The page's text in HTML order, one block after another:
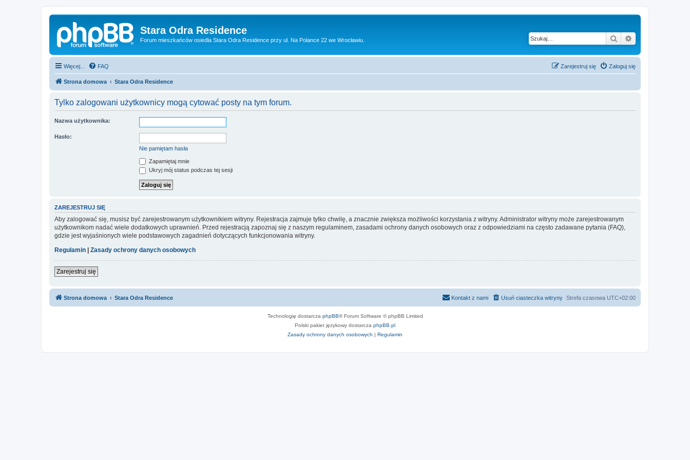
Stara Odra Residence
Forum mieszkańców osiedla Stara Odra Residence przy ul. Na Polance 22 we Wrocławiu. Szukaj
Więcej… FAQ Zaloguj się
Zarejestruj się
Strona domowa Stara Odra Residence
Tylko zalogowani użytkownicy mogą cytować posty na tym forum.
Nazwa użytkownika:
Hasło:
Nie pamiętam hasła
Zapamiętaj mnie
Ukryj mój status podczas tej sesji
ZAREJESTRUJ SIĘ
Aby zalogować się, musisz być zarejestrowanym użytkownikiem witryny. Rejestracja zajmuje tylko chwilę, a znacznie zwiększa możliwości korzystania z witryny. Administrator witryny może zarejestrowanym
użytkownikom nadać wiele dodatkowych uprawnień. Przed rejestracją zapoznaj się z naszym regulaminem, zasadami ochrony danych osobowych oraz z odpowiedziami na często zadawane pytania (FAQ),
gdzie jest wyjaśnionych wiele podstawowych zagadnień dotyczących funkcjonowania witryny.
Regulamin
Zasady ochrony danych osobowych
Zarejestruj się
Strona domowa Stara Odra Residence Strefa czasowa UTC+02:00
Usuń ciasteczka witryny
Kontakt z nami
Technologię dostarcza phpBB® Forum Software © phpBB Limited
Polski pakiet językowy dostarcza phpBB.pl
Zasady ochrony danych osobowych | Regulamin